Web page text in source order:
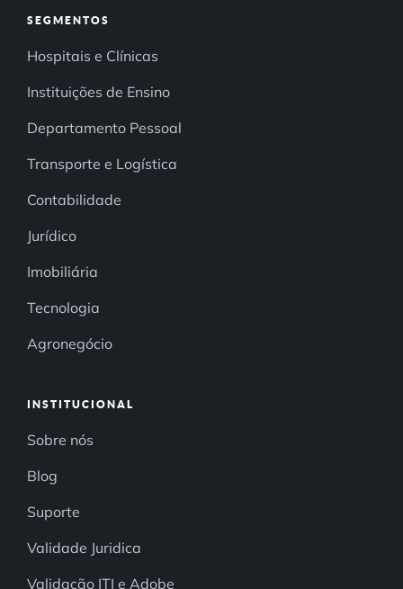
SEGMENTOS
Hospitais e Clínicas
Instituições de Ensino
Departamento Pessoal
Transporte e Logística
Contabilidade
Jurídico
Imobiliária
Tecnologia
Agronegócio
INSTITUCIONAL
Sobre nós
Blog
Suporte
Validade Juridica
Validação ITI e Adobe